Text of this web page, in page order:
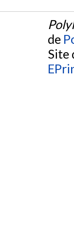
de
Site